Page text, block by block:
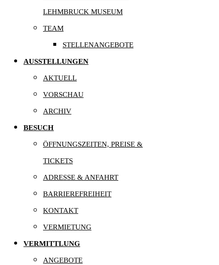
LEHMBRUCK MUSEUM
TEAM
STELLENANGEBOTE
AUSSTELLUNGEN
AKTUELL
VORSCHAU
ARCHIV
BESUCH
ÖFFNUNGSZEITEN, PREISE &
TICKETS
ADRESSE & ANFAHRT
BARRIEREFREIHEIT
KONTAKT
VERMIETUNG
VERMITTLUNG
ANGEBOTE